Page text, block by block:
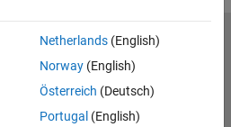
Netherlands(English)
Norway(English)
Österreich (Deutsch)
Portugal (English)
Datenschutz-Richtlinien
Status von Anwendungen
Inc.